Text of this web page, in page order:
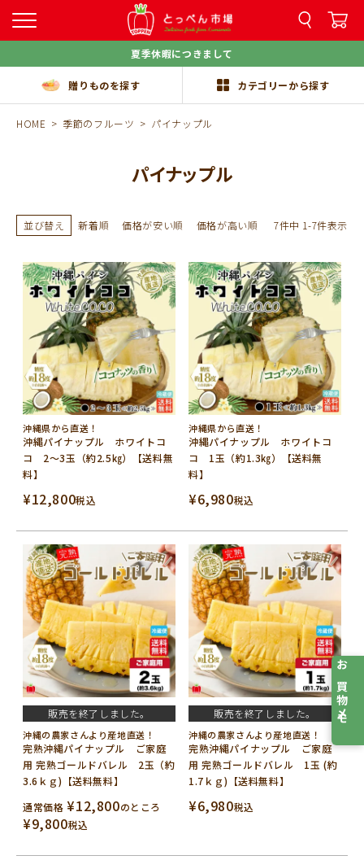
夏季休暇につきまして
贈りものを探す カテゴリーから探す
HOME 季節のフルーツ パイナップル
パイナップル
並び替え 新着順 価格が安い順 価格が高い順 7件中 1-7件表示
沖縄県から直送！
沖縄パイナップル ホワイトコ
コ 2～3玉（約2.5㎏）【送料無
料】
¥12,800税込
沖縄県から直送！
沖縄パイナップル ホワイトコ
コ 1玉（約1.3㎏）【送料無
料】
¥6,980税込
販売を終了しました。
沖縄の農家さんより産地直送！
完熟沖縄パイナップル ご家庭
用 完熟ゴールドバレル 2玉（約
3.6ｋｇ)【送料無料】
通常価格 ¥12,800のところ
¥9,800税込
販売を終了しました。
沖縄の農家さんより産地直送！
完熟沖縄パイナップル ご家庭
用 完熟ゴールドバレル 1玉 (約
1.7ｋｇ)【送料無料】
¥6,980税込
お買物メモ